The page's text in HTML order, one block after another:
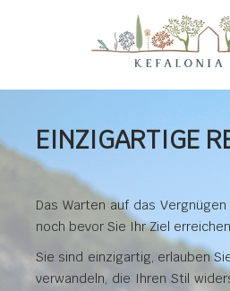
EINZIGARTIGE
Das Warten auf das
noch bevor Sie Ihr Ziel
Sie sind einzigartig, erlauben
verwandeln, die Ihren Stil